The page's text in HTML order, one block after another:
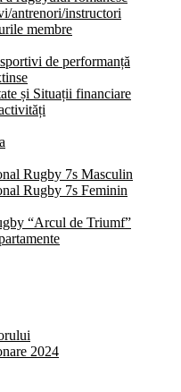
antrenori/instructori
membre
de performanță
și Situații financiare
Rugby 7s Masculin
Rugby 7s Feminin
“Arcul de Triumf”
2024